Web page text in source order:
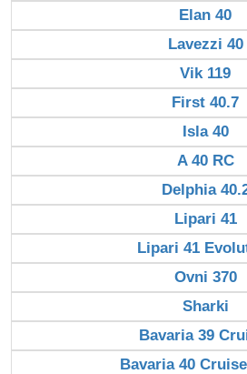
Elan 40
Lavezzi 40
Vik 119
First 40.7
Isla 40
A 40 RC
Delphia
Lipari 41
Lipari 41
Ovni 370
Sharki
Bavaria 39
Bavaria 40